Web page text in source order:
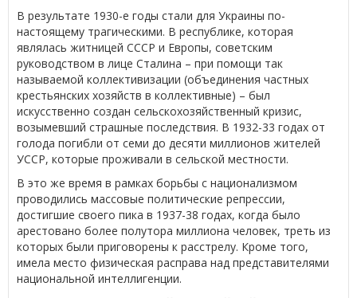
В результате 1930-е годы стали для Украины по-
настоящему трагическими. В республике, которая
являлась житницей СССР и Европы, советским
руководством в лице Сталина – при помощи так
называемой коллективизации (объединения частных
крестьянских хозяйств в коллективные) – был
искусственно создан сельскохозяйственный кризис,
возымевший страшные последствия. В 1932-33 годах от
голода погибли от семи до десяти миллионов жителей
УССР, которые проживали в сельской местности.
В это же время в рамках борьбы с национализмом
проводились массовые политические репрессии,
достигшие своего пика в 1937-38 годах, когда было
арестовано более полутора миллиона человек, треть из
которых были приговорены к расстрелу. Кроме того,
имела место физическая расправа над представителями
национальной интеллигенции.